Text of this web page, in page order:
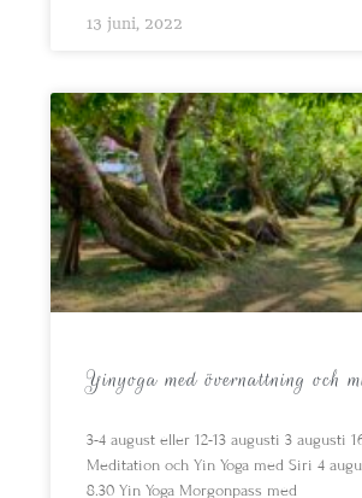
13 juni, 2022
Yinyoga med övernattning och
3-4 august eller 12-13 augusti 3 augusti
Meditation och Yin Yoga med Siri 4
8.30 Yin Yoga Morgonpass med